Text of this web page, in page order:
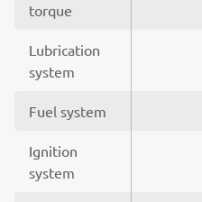
torque
Lubrication
system
Fuel system
Ignition
system